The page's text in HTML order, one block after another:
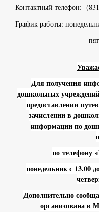
Контактный телефон:
График работы:
пятница – с
Для получения
дошкольных
предоставлении
зачислении в
информации по
по телефону
понедельник с 13.00
Дополнительно
организована